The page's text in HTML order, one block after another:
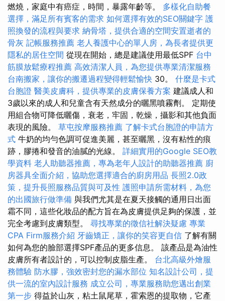
燃燒，家庭中有癌症，時間，暴露年齡等。 多樣化自助餐
選擇，滿足所有賓客的需求 如何選擇有效的SEO關鍵字 護
照換發的流程與要求 納骨塔，提供合適的空間安置逝者的
骨灰 記帳服務推薦 老人養護中心的單人房，為長者提供更
隱私的居住空間 從現在開始，總是建議使用最低SPF 台中
筋膜放鬆療程推薦 高效清潔人員，為您提供專業清潔服務
台南搬家，讓你的搬遷過程變得輕鬆愉快 30。 什麼是卡式
台胞證 醫美皮膚科，提供專業的皮膚保養方案 建議成人和
3歲以來的成人和兒童含有天然成分的曬黑噴霧劑。 定期使
用組合物可降低曬傷，衰老，牢固，乾燥，攝影和其他負面
表現的風險。 草屯按摩服務推薦 了解卡式台胞證的申請方
式 牛奶的均勻色調可促進美麗，甚至曬黑，沒有粘性的痕
跡，膠捲和發音的油膩的光線。 詳細實用的Google SEO教
學資料 老人助聽器推薦，專為老年人設計的助聽器推薦 廚
房器具全面介紹，協助您選擇適合的廚房用品 長照2.0政
策，提升長照服務品質與可及性 護照申請所需材料，為您
的出國旅行做準備 與我們尤其是在夏天接觸的通用日出面
霜不同，這些化妝品的配方旨在為皮膚提供足夠的保護，並
完全考慮到皮膚類型。 尋找專業的徵信社解決疑慮 專業
CPA Firm服務介紹 牙齒矯正，讓你的笑容更自信 了解有關
如何為您的臉部選擇SPF產品的更多信息。 該產品是為油性
皮膚所有者設計的，可以控制皮脂生產。 台北高級外燴服
務體驗 防水膠，強效密封您的漏水部位 知名設計公司，提
供一流的室內設計服務 成立公司，專業服務助您邁出創業
第一步 得益於山灰，粘土鼠尾草，霍索恩的提取物，它產